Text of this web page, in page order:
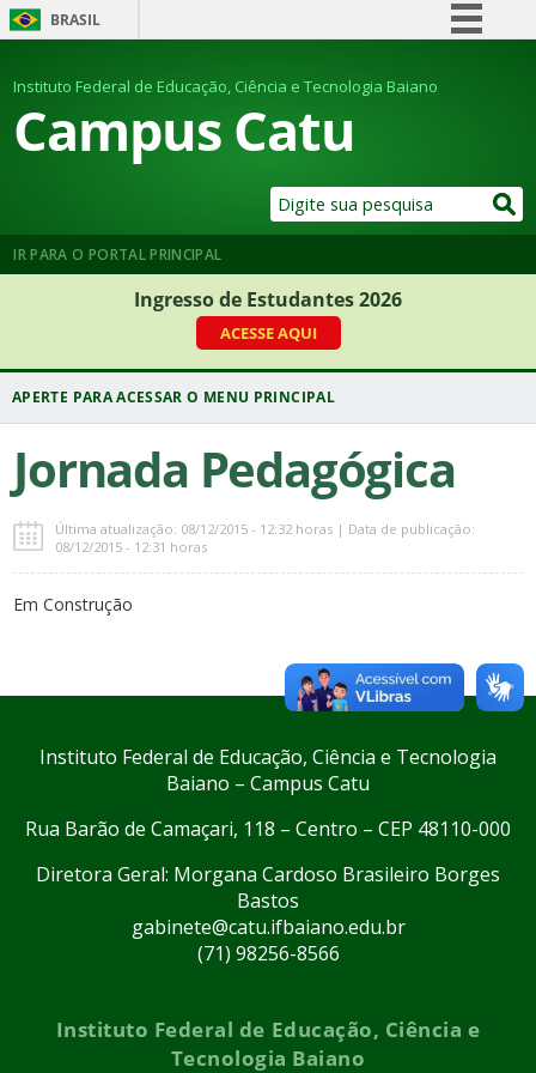
BRASIL
Comunica BR
Legislação
Instituto Federal de Educação, Ciência e Tecnologia Baiano
Campus Catu
IR PARA O PORTAL PRINCIPAL
Ingresso de Estudantes 2026
ACESSE AQUI
Jornada Pedagógica
Última atualização: 08/12/2015 - 12:32 horas | Data de publicação:
08/12/2015 - 12:31 horas
Em Construção
Instituto Federal de Educação, Ciência e Tecnologia
Baiano – Campus Catu
Rua Barão de Camaçari, 118 – Centro – CEP 48110-000
Diretora Geral: Morgana Cardoso Brasileiro Borges
Bastos
gabinete@catu.ifbaiano.edu.br
(71) 98256-8566
Instituto Federal de Educação, Ciência e
Tecnologia Baiano